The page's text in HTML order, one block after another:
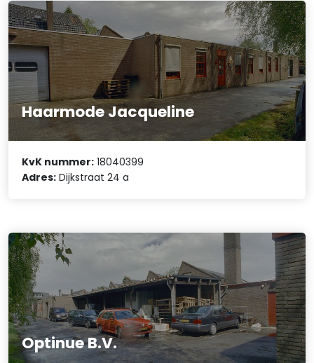
Haarmode Jacqueline
KvK nummer: 18040399
Adres: Dijkstraat 24 a
Optinue B.V.